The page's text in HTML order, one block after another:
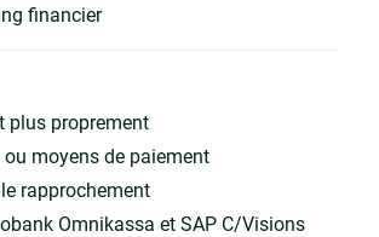
financier
plus proprement
moyens de paiement
rapprochement
Omnikassa et SAP C/Visions